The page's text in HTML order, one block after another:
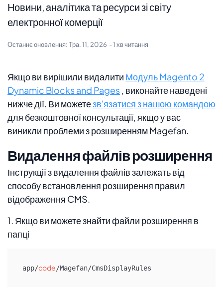
Новини, аналітика та ресурси зі світу
електронної комерції
Останнє оновлення:Тра. 11, 2026 - 1 хв читання
Якщо ви вирішили видалити Модуль Magento 2
Dynamic Blocks and Pages, виконайте наведені
нижче дії. Ви можетезв'язатися з нашою командою
для безкоштовної консультації, якщо у вас
виникли проблеми з розширенням Magefan.
Видалення файлів розширення
Інструкції з видалення файлів залежать від
способу встановлення розширення правил
відображення CMS.
1. Якщо ви можете знайти файли розширення в
папці
app/code/Magefan/CmsDisplayRules